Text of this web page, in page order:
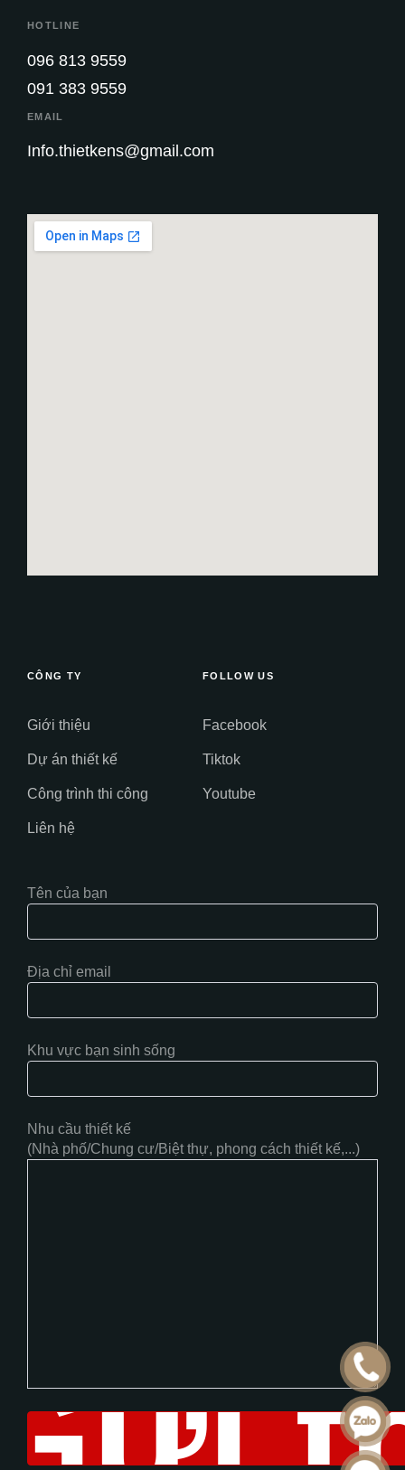
HOTLINE
096 813 9559
091 383 9559
EMAIL
Info.thietkens@gmail.com
CÔNG TY
Giới thiệu
Dự án thiết kế
Công trình thi công
Liên hệ
FOLLOW US
Facebook
Tiktok
Youtube
Tên của bạn
Địa chỉ email
Khu vực bạn sinh sống
Nhu cầu thiết kế
(Nhà phố/Chung cư/Biệt thự, phong cách thiết kế,...)